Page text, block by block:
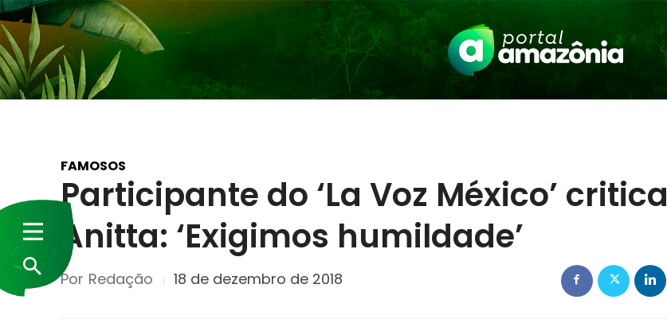
FAMOSOS
Participante do ‘La Voz México’ critica
Anitta: ‘Exigimos humildade’
Por Redação 18 de dezembro de 2018